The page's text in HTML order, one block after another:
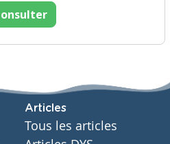
Articles
Tous les articles